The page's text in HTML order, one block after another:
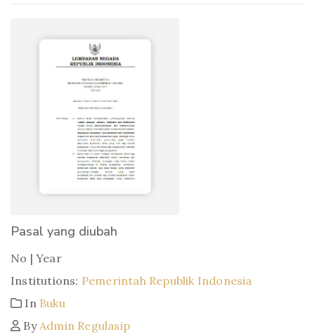
Pasal yang diubah
No | Year
Institutions: Pemerintah Republik Indonesia
In Buku
ByAdmin Regulasip